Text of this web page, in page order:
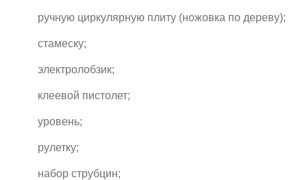
ручную циркулярную плиту (ножовка по дереву);
стамеску;
электролобзик;
клеевой пистолет;
уровень;
рулетку;
набор струбцин;